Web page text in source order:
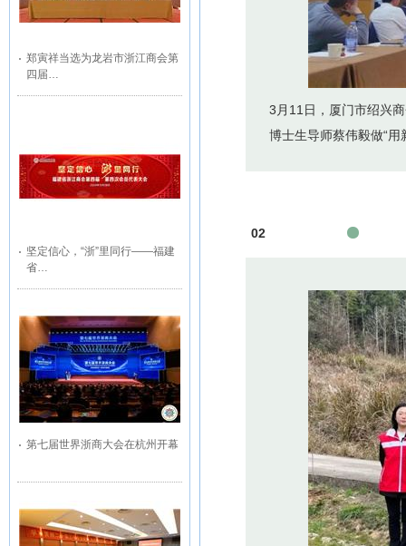
郑寅祥当选为龙岩市浙江商会第
四届…
坚定信心，“浙”里同行——福建
省…
第七届世界浙商大会在杭州开幕
3月11日，厦门市绍兴
博士生导师蔡伟毅做“
02